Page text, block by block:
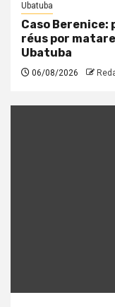
Ubatuba
Caso Berenice:
réus por
Ubatuba
06/08/2026